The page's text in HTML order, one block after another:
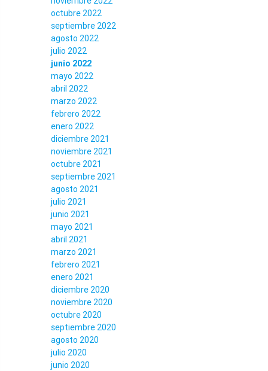
octubre 2022
septiembre 2022
agosto 2022
julio 2022
junio 2022
mayo 2022
abril 2022
marzo 2022
febrero 2022
enero 2022
diciembre 2021
noviembre 2021
octubre 2021
septiembre 2021
agosto 2021
julio 2021
junio 2021
mayo 2021
abril 2021
marzo 2021
febrero 2021
enero 2021
diciembre 2020
noviembre 2020
octubre 2020
septiembre 2020
agosto 2020
julio 2020
junio 2020